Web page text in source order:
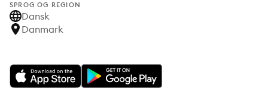
SPROG OG REGION
Dansk
Danmark